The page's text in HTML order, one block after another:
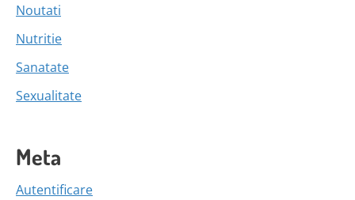
Noutati
Nutritie
Sanatate
Sexualitate
Meta
Autentificare